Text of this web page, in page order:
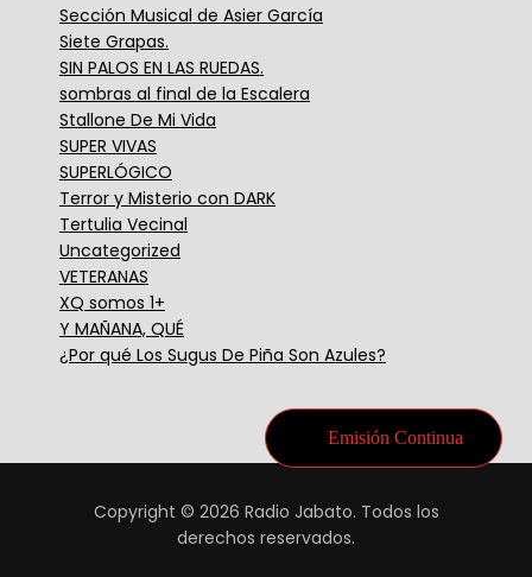
Sección Musical de Asier García
Siete Grapas.
SIN PALOS EN LAS RUEDAS.
sombras al final de la Escalera
Stallone De Mi Vida
SUPER VIVAS
SUPERLÓGICO
Terror y Misterio con DARK
Tertulia Vecinal
Uncategorized
VETERANAS
XQ somos 1+
Y MAÑANA, QUÉ
¿Por qué Los Sugus De Piña Son Azules?
Copyright © 2026 Radio Jabato. Todos los
derechos reservados.
Emisión Continua